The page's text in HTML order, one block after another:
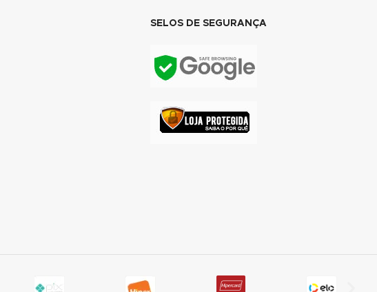
SELOS DE SEGURANÇA